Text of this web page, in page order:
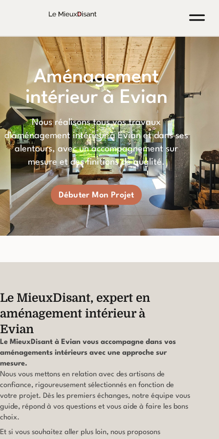
Aménagement
intérieur à Evian
Nous réalisons tous vos travaux
d’aménagement intérieur à Evian et dans ses
alentours, avec un accompagnement sur
mesure et des finitions de qualité.
Débuter Mon Projet
Le MieuxDisant, expert en
aménagement intérieur à
Evian
Le MieuxDisant à Evian vous accompagne dans vos
aménagements intérieurs avec une approche sur
mesure.
Nous vous mettons en relation avec des artisans de
confiance, rigoureusement sélectionnés en fonction de
votre projet. Dès les premiers échanges, notre équipe vous
guide, répond à vos questions et vous aide à faire les bons
choix.
Et si vous souhaitez aller plus loin, nous proposons